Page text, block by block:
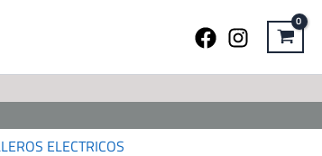
ELECTRICOS